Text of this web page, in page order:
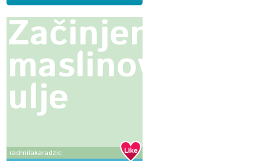
Začinjeno
maslinovo
ulje
radmilakaradzic